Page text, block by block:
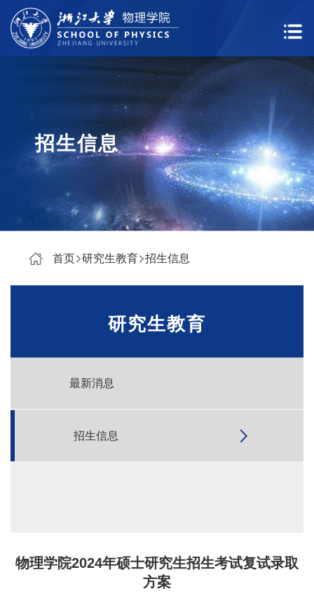
招生信息
首页 研究生教育 招生信息
研究生教育
最新消息
招生信息
物理学院2024年硕士研究生招生考试复试录取
方案